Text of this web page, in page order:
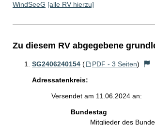
WindSeeG [alle RV hierzu]
Zu diesem RV abgegebene
SG2406240154 ( PDF - 3 Seiten)
Adressatenkreis:
Versendet am 11.06.2024 an:
Bundestag
Mitglieder des